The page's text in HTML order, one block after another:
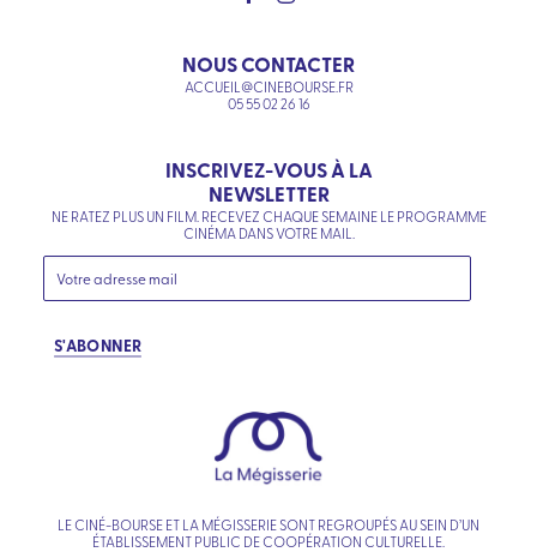
NOUS CONTACTER
ACCUEIL@CINEBOURSE.FR
05 55 02 26 16
INSCRIVEZ-VOUS À LA
NEWSLETTER
NE RATEZ PLUS UN FILM. RECEVEZ CHAQUE SEMAINE LE PROGRAMME
CINÉMA DANS VOTRE MAIL.
S'ABONNER
LE CINÉ-BOURSE ET LA MÉGISSERIE SONT REGROUPÉS AU SEIN D’UN
ÉTABLISSEMENT PUBLIC DE COOPÉRATION CULTURELLE.